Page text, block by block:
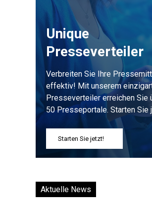
Unique
Presseverteiler
Verbreiten Sie Ihre
effektiv! Mit unserem
Presseverteiler erreichen Sie
50 Presseportale. Starten Sie
Starten Sie jetzt!
Aktuelle News